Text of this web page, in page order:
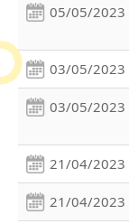
05/05/2023
03/05/2023
03/05/2023
21/04/2023
21/04/2023